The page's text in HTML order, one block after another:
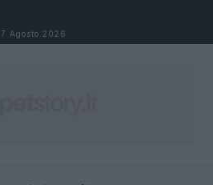
7 Agosto 2026